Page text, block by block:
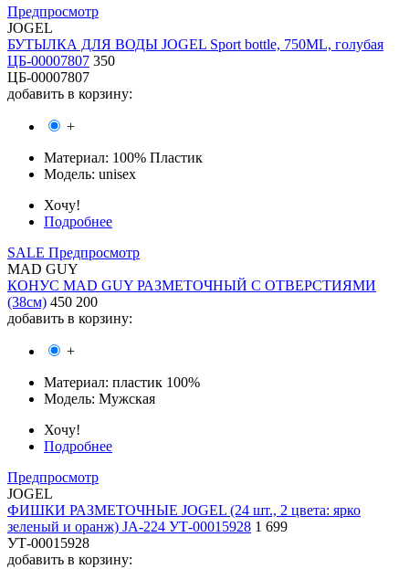
Предпросмотр
JOGEL
БУТЫЛКА ДЛЯ ВОДЫ JOGEL Sport bottle, 750ML, голубая
ЦБ-00007807 350
ЦБ-00007807
добавить в корзину:
+
Материал: 100% Пластик
Модель: unisex
Хочу!
Подробнее
SALE Предпросмотр
MAD GUY
КОНУС MAD GUY РАЗМЕТОЧНЫЙ С ОТВЕРСТИЯМИ
(38см) 450 200
добавить в корзину:
+
Материал: пластик 100%
Модель: Мужская
Хочу!
Подробнее
Предпросмотр
JOGEL
ФИШКИ РАЗМЕТОЧНЫЕ JOGEL (24 шт., 2 цвета: ярко
зеленый и оранж) JA-224 УТ-00015928 1 699
УТ-00015928
добавить в корзину: